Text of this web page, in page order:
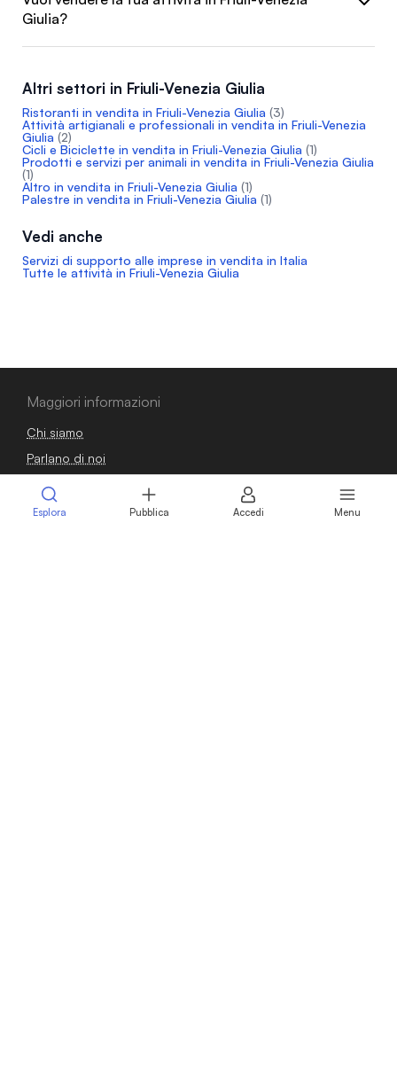
Giulia?
Altri settori in Friuli-Venezia Giulia
Ristoranti in vendita in Friuli-Venezia Giulia (3)
Attività artigianali e professionali in vendita in Friuli-Venezia
Giulia (2)
Cicli e Biciclette in vendita in Friuli-Venezia Giulia (1)
Prodotti e servizi per animali in vendita in Friuli-Venezia Giulia
(1)
Altro in vendita in Friuli-Venezia Giulia (1)
Palestre in vendita in Friuli-Venezia Giulia (1)
Vedi anche
Servizi di supporto alle imprese in vendita in Italia
Tutte le attività in Friuli-Venezia Giulia
Maggiori informazioni
Chi siamo
Parlano di noi
Domande frequenti
Blog
Esplora Pubblica Accedi Menu